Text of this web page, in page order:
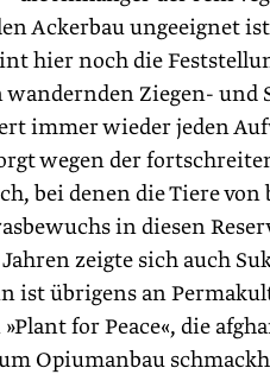
Ackerbau ungeeignet
hier noch die
wandernden Ziegen-
immer wieder ­jeden
wegen der
bei denen die Tiere
in diesen
zeigte sich auch
ist übrigens an
for Peace«, die
Opiumanbau